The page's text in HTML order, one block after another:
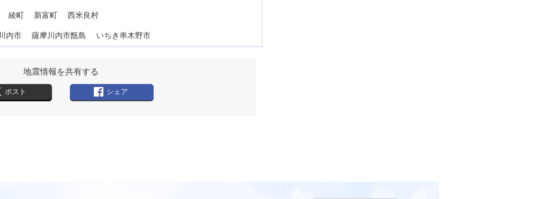
綾町 新富町 西米良村
内市 薩摩川内市甑島 いちき串木野市
地震情報を共有する
ポスト シェア